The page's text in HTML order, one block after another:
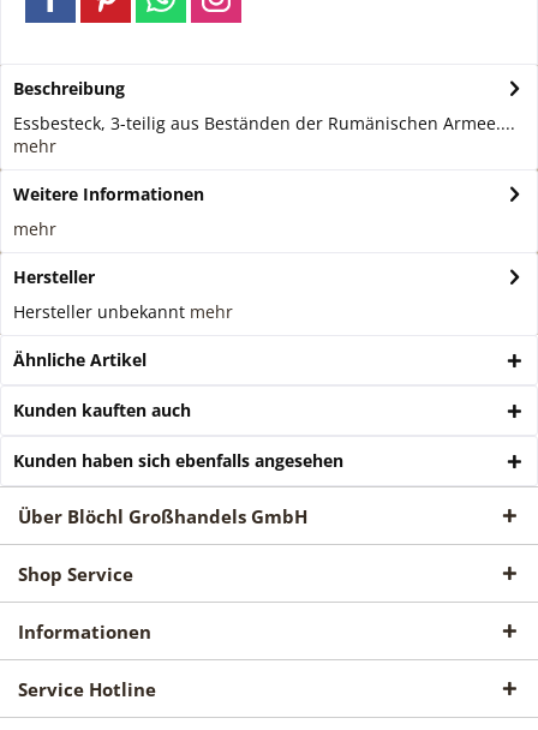
Beschreibung
Essbesteck, 3-teilig aus Beständen der Rumänischen Armee....
mehr
Weitere Informationen
mehr
Hersteller
Hersteller unbekannt mehr
Ähnliche Artikel
Kunden kauften auch
Kunden haben sich ebenfalls angesehen
Über Blöchl Großhandels GmbH
Shop Service
Informationen
Service Hotline